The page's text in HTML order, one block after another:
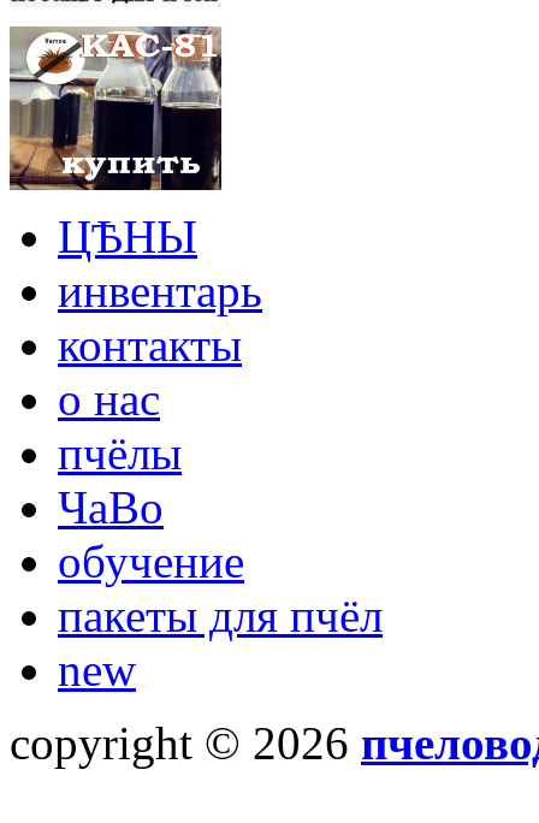
ЦѢНЫ
инвентарь
контакты
о нас
пчёлы
ЧаВо
обучение
пакеты для пчёл
new
copyright © 2026